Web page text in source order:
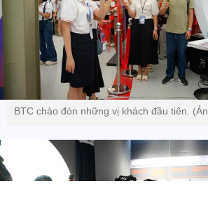
BTC chào đón những vị khách đầu tiên.